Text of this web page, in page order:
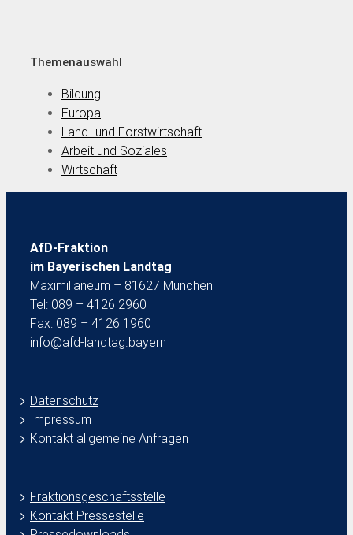
Themenauswahl
Bildung
Europa
Land- und Forstwirtschaft
Arbeit und Soziales
Wirtschaft
AfD-Fraktion
im Bayerischen Landtag
Maximilianeum – 81627 München
Tel: 089 – 4126 2960
Fax: 089 – 4126 1960
info@afd-landtag.bayern
Datenschutz
Impressum
Kontakt allgemeine Anfragen
Fraktionsgeschäftsstelle
Kontakt Pressestelle